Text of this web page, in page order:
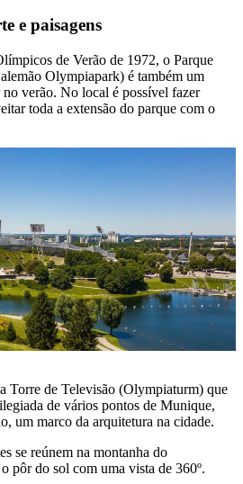
e paisagens
de Verão de 1972, o Parque
Olympiapark) é também um
verão. No local é possível fazer
toda a extensão do parque com o
Torre de Televisão (Olympiaturm) que
de vários pontos de Munique,
um marco da arquitetura na cidade.
se reúnem na montanha do
pôr do sol com uma vista de 360º.